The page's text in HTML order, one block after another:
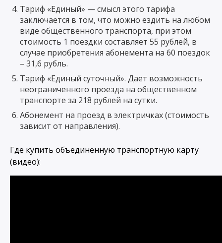
Тариф «Единый» — смысл этого тарифа
заключается в том, что можно ездить на любом
виде общественного транспорта, при этом
стоимость 1 поездки составляет 55 рублей, в
случае приобретения абонемента на 60 поездок
– 31,6 рубль.
Тариф «Единый суточный». Дает возможность
неограниченного проезда на общественном
транспорте за 218 рублей на сутки.
Абонемент на проезд в электричках (стоимость
зависит от направления).
Где купить объединенную транспортную карту
(видео):